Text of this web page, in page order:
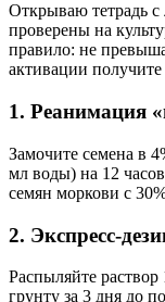
Открываю тетрадь
проверены на
правило: не
активации
1. Реанимация
Замочите семена в
мл воды) на 12
семян моркови с
2. Экспресс-
Распыляйте
грунту за 3 дня до